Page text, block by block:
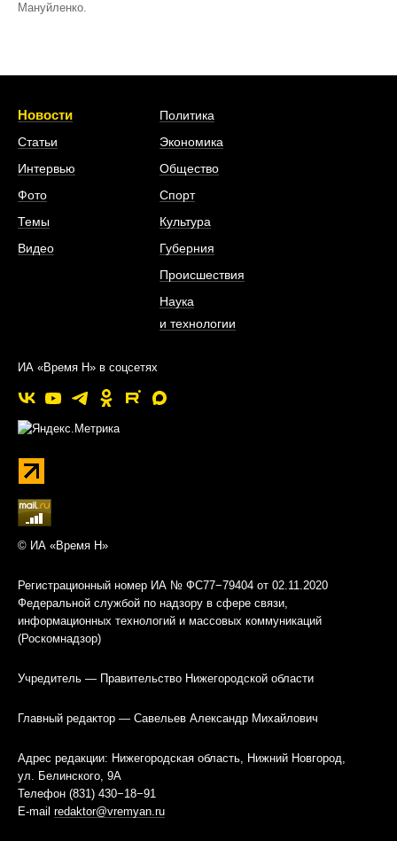
Мануйленко.
Новости
Статьи
Интервью
Фото
Темы
Видео
Политика
Экономика
Общество
Спорт
Культура
Губерния
Происшествия
Наука
и технологии
ИА «Время Н» в соцсетях
© ИА «Время Н»
Регистрационный номер ИА № ФС77−79404 от 02.11.2020
Федеральной службой по надзору в сфере связи,
информационных технологий и массовых коммуникаций
(Роскомнадзор)
Учредитель — Правительство Нижегородской области
Главный редактор — Савельев Александр Михайлович
Адрес редакции: Нижегородская область, Нижний Новгород,
ул. Белинского, 9А
Телефон (831) 430−18−91
E-mail redaktor@vremyan.ru